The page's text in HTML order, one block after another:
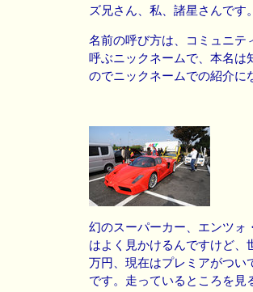
ズ兄さん、私、諸星さんです。
名前の呼び方は、コミュニテ
呼ぶニックネームで、本名は
のでニックネームでの紹介に
幻のスーパーカー、エンツォ
はよく見かけるんですけど、
万円、現在はプレミアがつい
です。走っているところを見